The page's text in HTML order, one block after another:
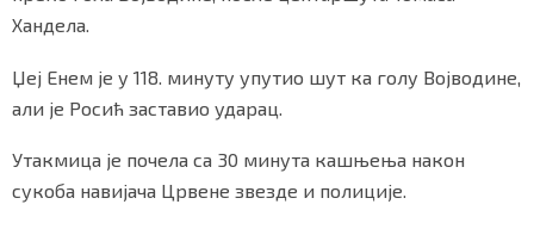
Хандела.
Џеј Енем је у 118. минуту упутио шут ка голу Војводине,
али је Росић заставио ударац.
Утакмица је почела са 30 минута кашњења након
сукоба навијача Црвене звезде и полиције.